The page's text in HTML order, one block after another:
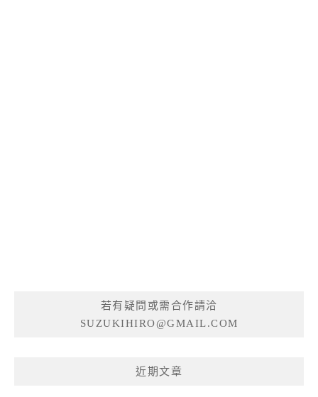
若有疑問或需合作請洽
SUZUKIHIRO@GMAIL.COM
近期文章